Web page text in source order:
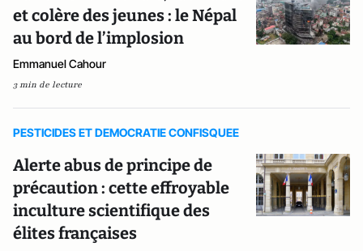
et colère des jeunes : le Népal
au bord de l’implosion
Emmanuel Cahour
3 min de lecture
PESTICIDES ET DEMOCRATIE CONFISQUEE
Alerte abus de principe de
précaution : cette effroyable
inculture scientifique des
élites françaises